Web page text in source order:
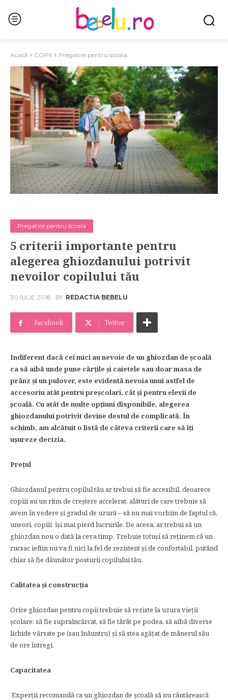
Acasă COPII Pregatire pentru scoala
Pregatire pentru scoala
5 criterii importante pentru
alegerea ghiozdanului potrivit
nevoilor copilului tău
30 IULIE 2018 BY REDACTIA BEBELU
Facebook Twitter
Indiferent dacă cei mici au nevoie de un ghiozdan de școală
ca să aibă unde pune cărțile și caietele sau doar masa de
prânz și un pulover, este evidentă nevoia unui astfel de
accesoriu atât pentru preșcolari, cât și pentru elevii de
școală. Cu atât de multe opțiuni disponibile, alegerea
ghiozdanului potrivit devine destul de complicată. În
schimb, am alcătuit o listă de câteva criterii care să îți
ușureze decizia.
Prețul
Ghiozdanul pentru copilul tău ar trebui să fie accesibil, deoarece
copiii au un ritm de creștere accelerat, alături de care trebuie să
avem în vedere și gradul de uzură – să nu mai vorbim de faptul că,
uneori, copiii își mai pierd lucrurile. De aceea, ar trebui să un
ghiozdan nou o dată la ceva timp. Trebuie totuși să reținem că un
rucsac ieftin nu va fi nici la fel de rezistent și de confortabil, putând
chiar să fie dăunător posturii copilului tău.
Calitatea și construcția
Orice ghiozdan pentru copii trebuie să reziste la uzura vieții
școlare: să fie supraîncărcat, să fie târât pe podea, să aibă diverse
lichide vărsate pe (sau înăuntru) și să stea agățat de mânerul său
de ore întregi.
Capacitatea
Experții recomandă ca un ghiozdan de școală să nu cântărească